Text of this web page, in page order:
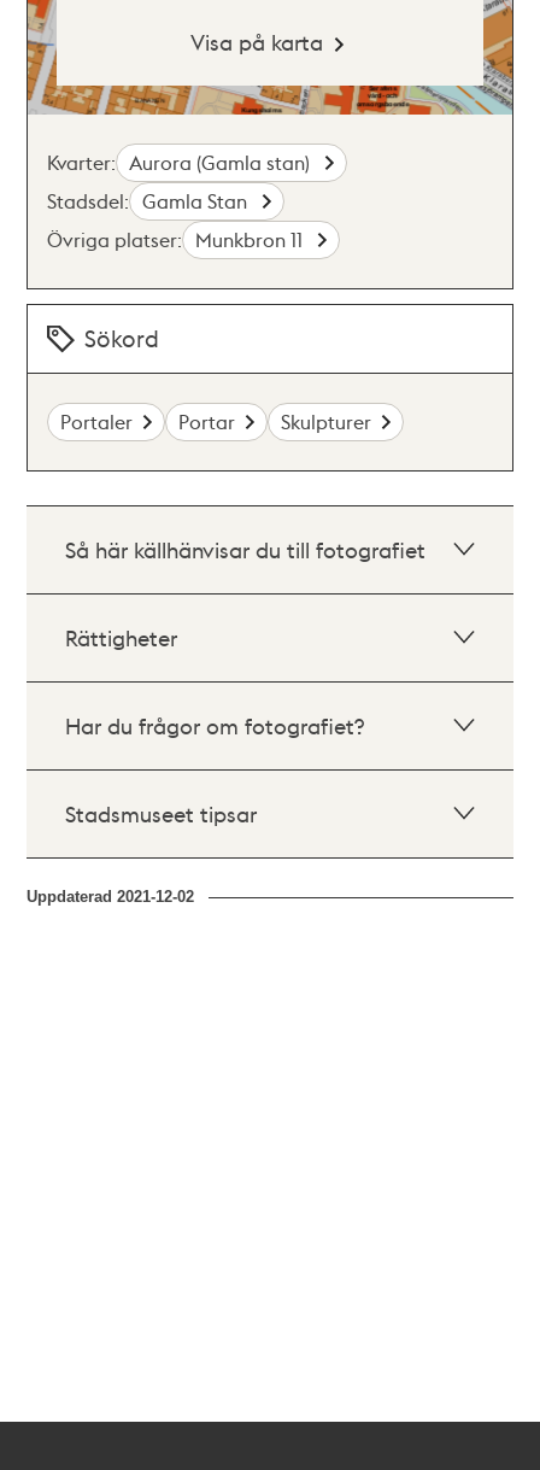
Visa på karta
Kvarter: Aurora (Gamla stan)
Stadsdel: Gamla Stan
Övriga platser: Munkbron 11
Sökord
Portaler Portar Skulpturer
Så här källhänvisar du till fotografiet
Rättigheter
Har du frågor om fotografiet?
Stadsmuseet tipsar
Uppdaterad2021-12-02